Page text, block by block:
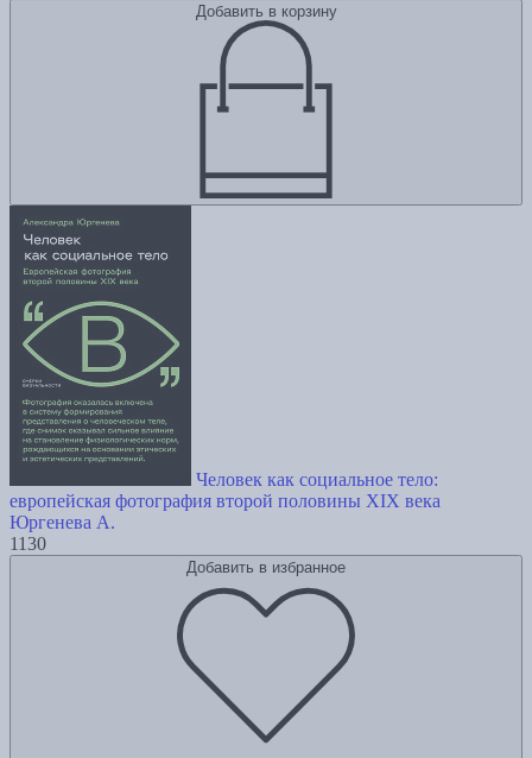
Добавить в корзину
Человек как социальное тело:
европейская фотография второй половины XIX века
Юргенева А.
1130
Добавить в избранное